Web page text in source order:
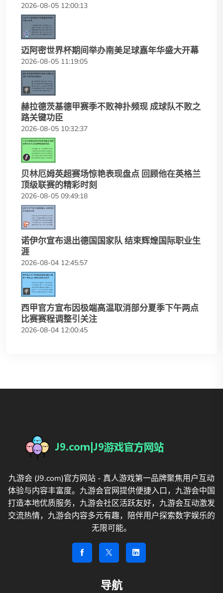
2026-08-05 12:00:13
迈阿密世界杯期间举办南美足球嘉年华盛大开幕
2026-08-05 11:19:05
赫拉德茨基德甲赛季不败神扑频现 成球队不败之
路关键功臣
2026-08-05 10:32:37
贝林厄姆英超赛场惊艳表现盘点 回顾他在英格兰
顶级联赛的精彩时刻
2026-08-05 09:49:18
诺伊尔宣布退出德国国家队 结束辉煌国际职业生
涯
2026-08-04 12:45:57
西甲官方宣布因极端高温取消部分夏季下午两点
比赛赛程调整引关注
2026-08-04 12:00:45
九游会 (J9.com)官方网站 - 真人游戏第一品牌聚焦用户互动
体验与内容丰富度。九游会官网提供便捷入口，九游会中国
打造本地优质服务，九游会社区活跃友好，九游会互动激发
交流热情，九游会内容多元有趣，陪伴用户探索数字娱乐的
无限可能。
导航